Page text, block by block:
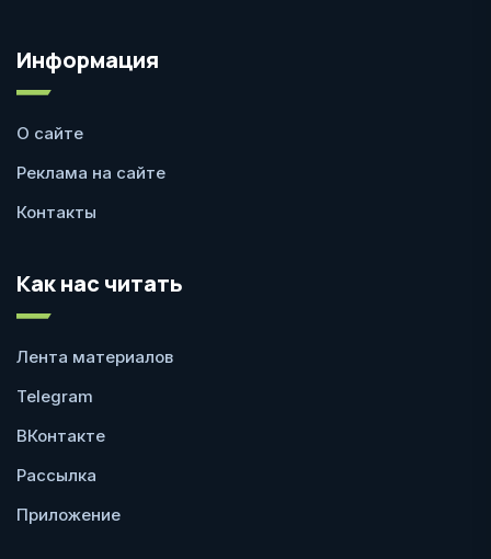
Информация
О сайте
Реклама на сайте
Контакты
Как нас читать
Лента материалов
Telegram
ВКонтакте
Рассылка
Приложение